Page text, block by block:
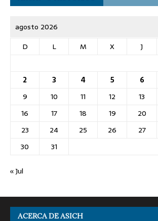
agosto 2026
D
L M X J
2
3 4 5 6
9
10 11 12 13
16
17 18 19 20
23
24 25 26 27
30
31
« Jul
ACERCA DE ASICH